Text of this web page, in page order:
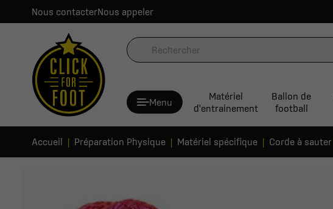
Nous contacterNous appeler
Menu
Matériel
d'entrainement
Ballon de
football
Accueil Préparation Physique Matériel spécifique Corde à sauter